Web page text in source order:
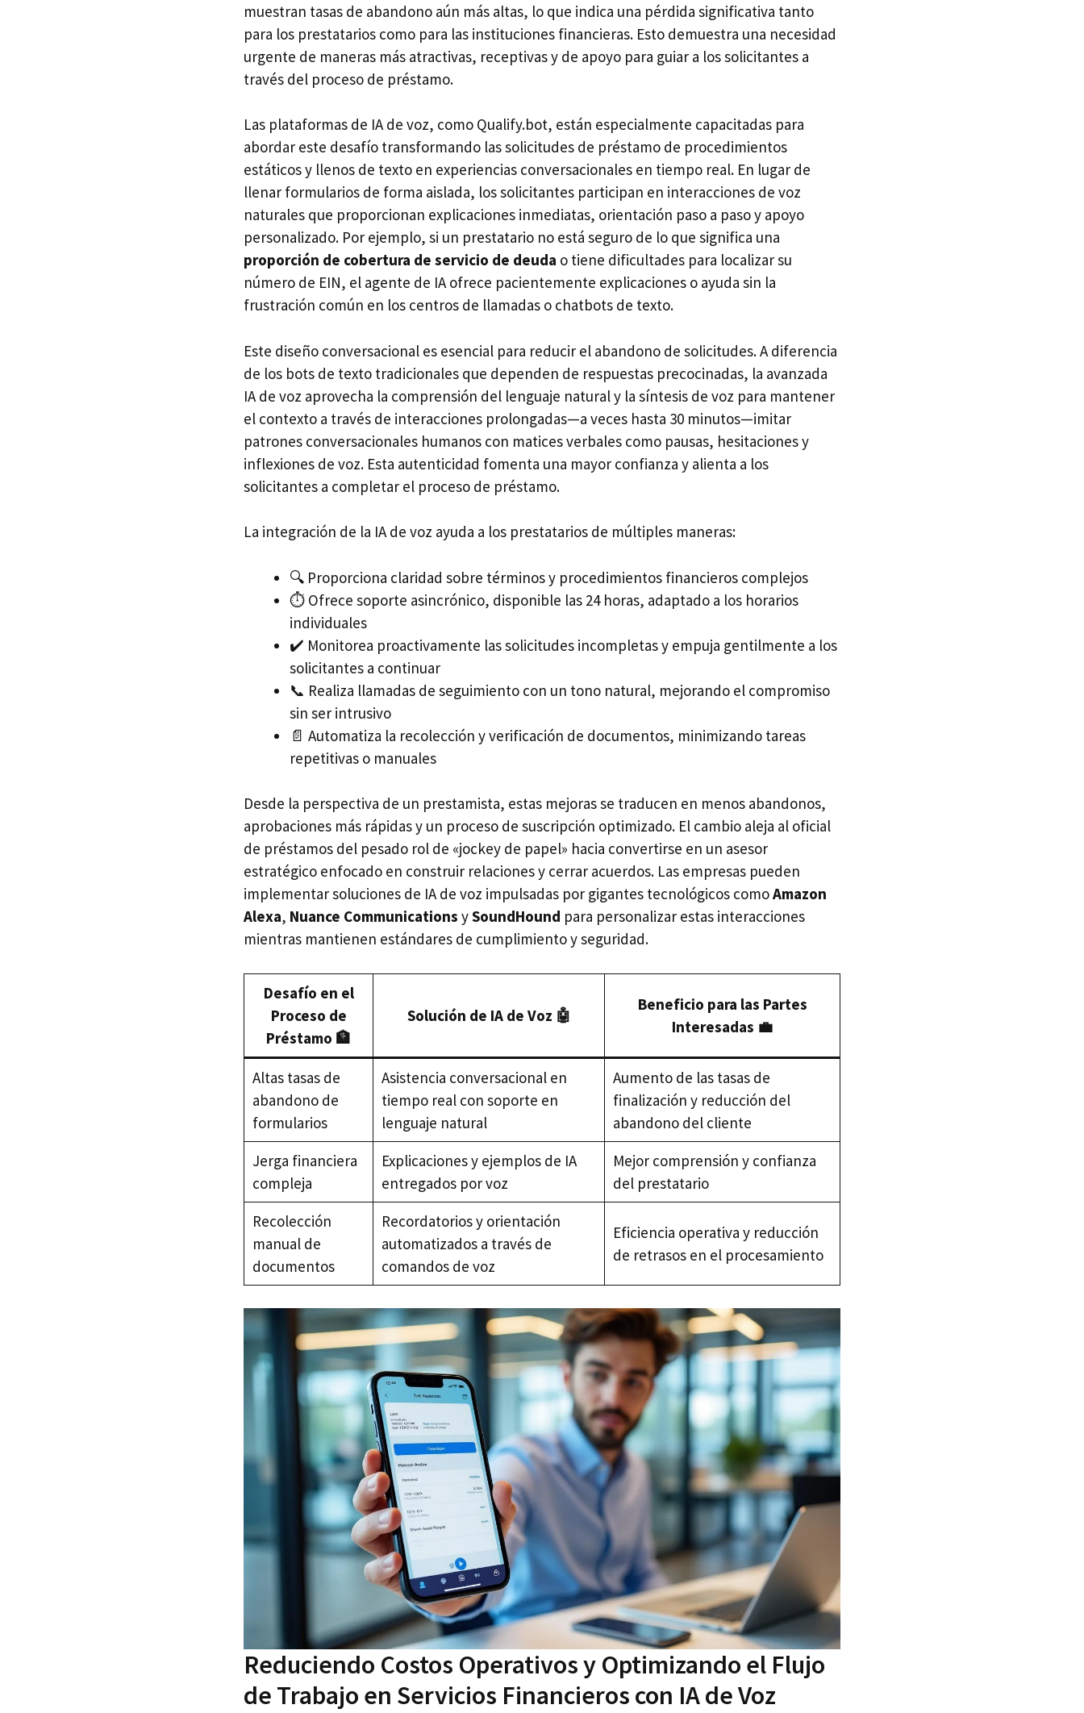
muestran tasas de abandono aún más altas, lo que indica una pérdida significativa tanto
para los prestatarios como para las instituciones financieras. Esto demuestra una necesidad
urgente de maneras más atractivas, receptivas y de apoyo para guiar a los solicitantes a
través del proceso de préstamo.
Las plataformas de IA de voz, como Qualify.bot, están especialmente capacitadas para
abordar este desafío transformando las solicitudes de préstamo de procedimientos
estáticos y llenos de texto en experiencias conversacionales en tiempo real. En lugar de
llenar formularios de forma aislada, los solicitantes participan en interacciones de voz
naturales que proporcionan explicaciones inmediatas, orientación paso a paso y apoyo
personalizado. Por ejemplo, si un prestatario no está seguro de lo que significa una
proporción de cobertura de servicio de deuda o tiene dificultades para localizar su
número de EIN, el agente de IA ofrece pacientemente explicaciones o ayuda sin la
frustración común en los centros de llamadas o chatbots de texto.
Este diseño conversacional es esencial para reducir el abandono de solicitudes. A diferencia
de los bots de texto tradicionales que dependen de respuestas precocinadas, la avanzada
IA de voz aprovecha la comprensión del lenguaje natural y la síntesis de voz para mantener
el contexto a través de interacciones prolongadas—a veces hasta 30 minutos—imitar
patrones conversacionales humanos con matices verbales como pausas, hesitaciones y
inflexiones de voz. Esta autenticidad fomenta una mayor confianza y alienta a los
solicitantes a completar el proceso de préstamo.
La integración de la IA de voz ayuda a los prestatarios de múltiples maneras:
🔍 Proporciona claridad sobre términos y procedimientos financieros complejos
⏱ Ofrece soporte asincrónico, disponible las 24 horas, adaptado a los horarios
individuales
✔️ Monitorea proactivamente las solicitudes incompletas y empuja gentilmente a los
solicitantes a continuar
📞 Realiza llamadas de seguimiento con un tono natural, mejorando el compromiso
sin ser intrusivo
📄 Automatiza la recolección y verificación de documentos, minimizando tareas
repetitivas o manuales
Desde la perspectiva de un prestamista, estas mejoras se traducen en menos abandonos,
aprobaciones más rápidas y un proceso de suscripción optimizado. El cambio aleja al oficial
de préstamos del pesado rol de «jockey de papel» hacia convertirse en un asesor
estratégico enfocado en construir relaciones y cerrar acuerdos. Las empresas pueden
implementar soluciones de IA de voz impulsadas por gigantes tecnológicos comoAmazon
Alexa, Nuance Communications ySoundHound para personalizar estas interacciones
mientras mantienen estándares de cumplimiento y seguridad.
Desafío en el
Proceso de
Préstamo 🏦
Solución de IA de Voz 🤖
Beneficio para las Partes
Interesadas 💼
Altas tasas de
abandono de
formularios
Asistencia conversacional en
tiempo real con soporte en
lenguaje natural
Aumento de las tasas de
finalización y reducción del
abandono del cliente
Jerga financiera
compleja
Explicaciones y ejemplos de IA
entregados por voz
Mejor comprensión y confianza
del prestatario
Recolección
manual de
documentos
Recordatorios y orientación
automatizados a través de
comandos de voz
Eficiencia operativa y reducción
de retrasos en el procesamiento
Reduciendo Costos Operativos y Optimizando el Flujo
de Trabajo en Servicios Financieros con IA de Voz